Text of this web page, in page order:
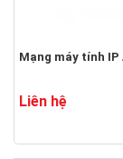
Mạng máy tính IP
Liên hệ